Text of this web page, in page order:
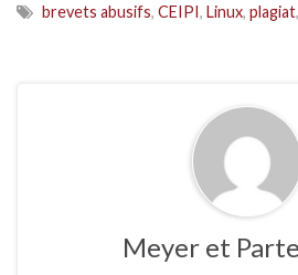
brevets abusifs, CEIPI, Linux, plagiat,
Meyer et